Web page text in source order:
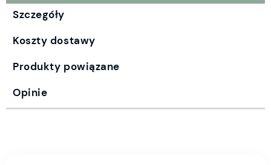
Szczegóły
Koszty dostawy
Produkty powiązane
Opinie